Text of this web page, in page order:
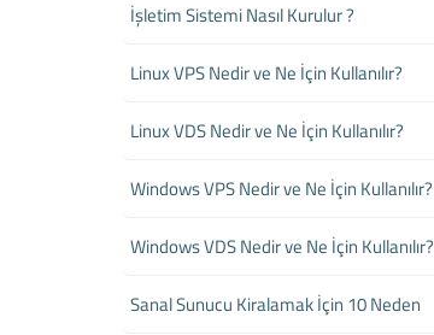
İşletim Sistemi Nasıl Kurulur ?
Linux VPS Nedir ve Ne İçin Kullanılır?
Linux VDS Nedir ve Ne İçin Kullanılır?
Windows VPS Nedir ve Ne İçin Kullanılır?
Windows VDS Nedir ve Ne İçin Kullanılır?
Sanal Sunucu Kiralamak İçin 10 Neden